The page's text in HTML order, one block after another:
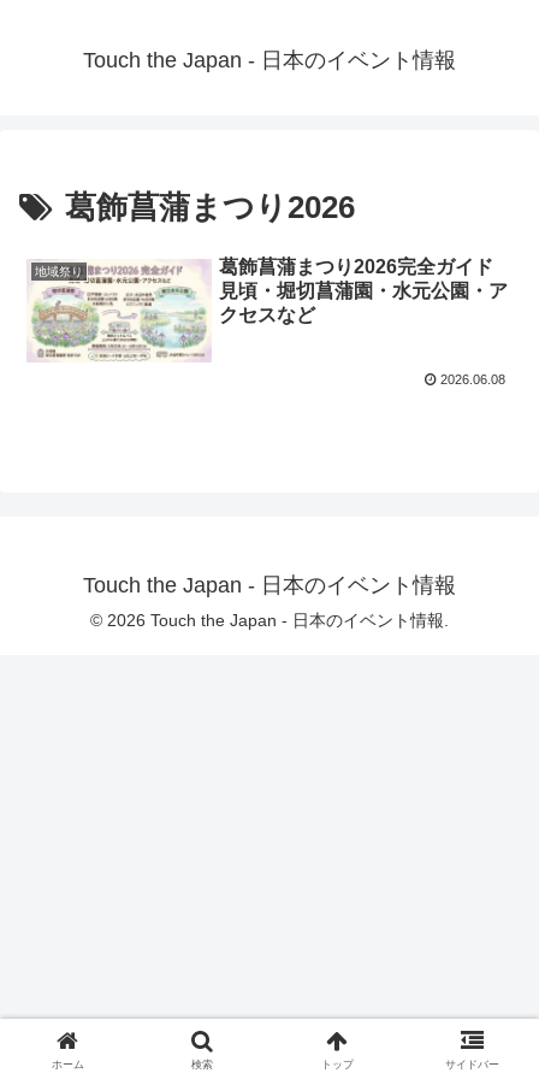
Touch the Japan - 日本のイベント情報
葛飾菖蒲まつり2026
地域祭り
葛飾菖蒲まつり2026完全ガイド
見頃・堀切菖蒲園・水元公園・ア
クセスなど
2026.06.08
Touch the Japan - 日本のイベント情報
© 2026 Touch the Japan - 日本のイベント情報.
ホーム 検索 トップ サイドバー